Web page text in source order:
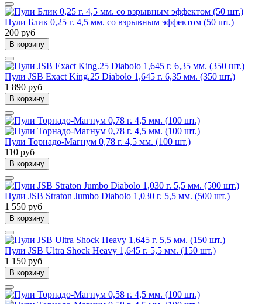
Пули Блик 0,25 г. 4,5 мм. со взрывным эффектом (50 шт.)
200 руб
В корзину
Пули JSB Exact King.25 Diabolo 1,645 г. 6,35 мм. (350 шт.)
1 890 руб
В корзину
Пули Торнадо-Магнум 0,78 г. 4,5 мм. (100 шт.)
110 руб
В корзину
Пули JSB Straton Jumbo Diabolo 1,030 г. 5,5 мм. (500 шт.)
1 550 руб
В корзину
Пули JSB Ultra Shock Heavy 1,645 г. 5,5 мм. (150 шт.)
1 150 руб
В корзину